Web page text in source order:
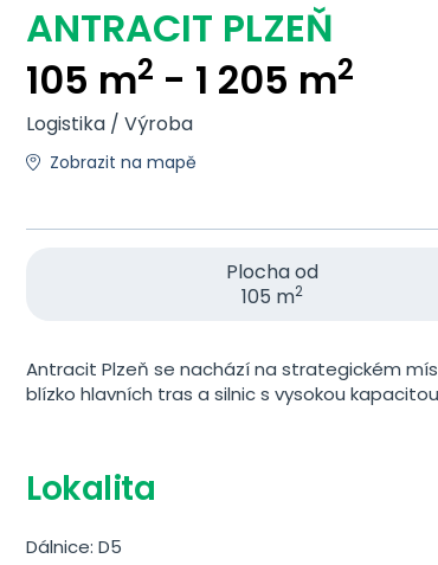
ANTRACIT PLZEŇ
105 m2 - 1 205 m2
Logistika / Výroba
Zobrazit na mapě
Plocha od
105 m2
Antracit Plzeň se nachází na strategickém
blízko hlavních tras a silnic s vysokou
Lokalita
Dálnice: D5